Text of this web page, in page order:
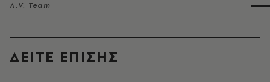
A.V. Team
ΔΕΙΤΕ ΕΠΙΣΗΣ